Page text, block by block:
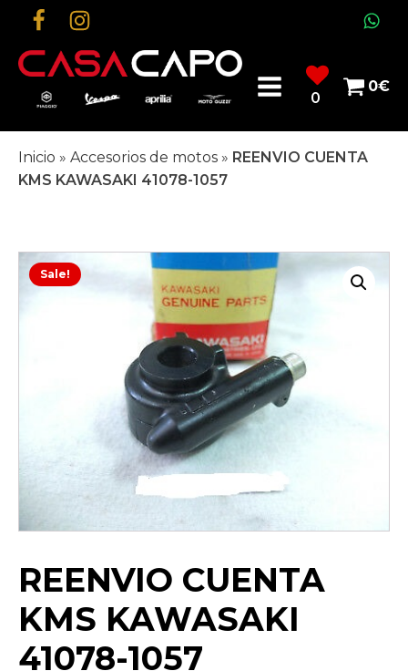
0
0€
Inicio » Accesorios de motos » REENVIO CUENTA
KMS KAWASAKI 41078-1057
Sale!
REENVIO CUENTA
KMS KAWASAKI
41078-1057